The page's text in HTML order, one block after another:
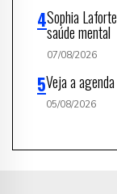
Sophia
saúde mental
07/08/2026
Veja a
05/08/2026